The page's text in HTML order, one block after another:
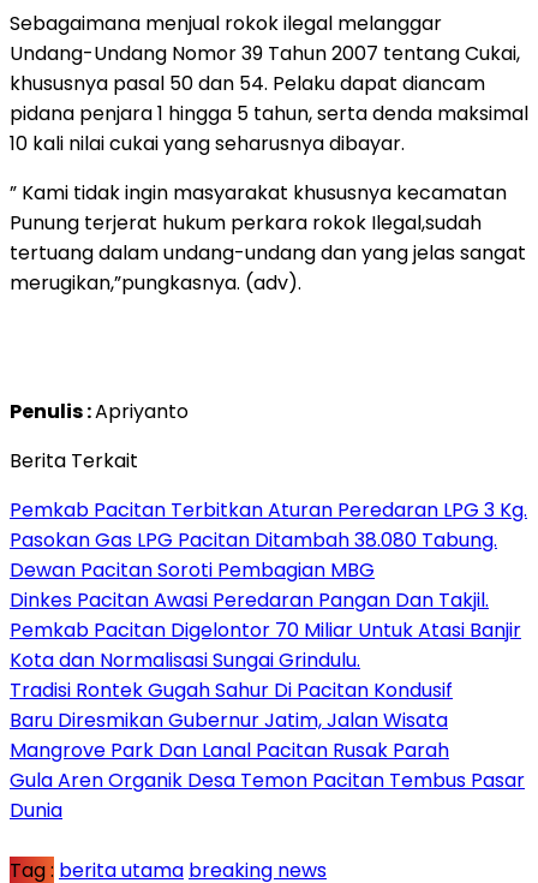
Sebagaimana menjual rokok ilegal melanggar
Undang-Undang Nomor 39 Tahun 2007 tentang Cukai,
khususnya pasal 50 dan 54. Pelaku dapat diancam
pidana penjara 1 hingga 5 tahun, serta denda maksimal
10 kali nilai cukai yang seharusnya dibayar.
” Kami tidak ingin masyarakat khususnya kecamatan
Punung terjerat hukum perkara rokok Ilegal,sudah
tertuang dalam undang-undang dan yang jelas sangat
merugikan,”pungkasnya. (adv).
Penulis :Apriyanto
Berita Terkait
Pemkab Pacitan Terbitkan Aturan Peredaran LPG 3 Kg.
Pasokan Gas LPG Pacitan Ditambah 38.080 Tabung.
Dewan Pacitan Soroti Pembagian MBG
Dinkes Pacitan Awasi Peredaran Pangan Dan Takjil.
Pemkab Pacitan Digelontor 70 Miliar Untuk Atasi Banjir
Kota dan Normalisasi Sungai Grindulu.
Tradisi Rontek Gugah Sahur Di Pacitan Kondusif
Baru Diresmikan Gubernur Jatim, Jalan Wisata
Mangrove Park Dan Lanal Pacitan Rusak Parah
Gula Aren Organik Desa Temon Pacitan Tembus Pasar
Dunia
Tag : berita utama breaking news